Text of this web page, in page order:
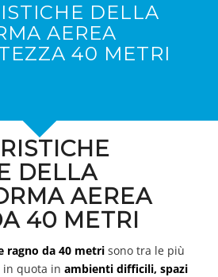
DELLA
AEREA
40 METRI
DELLA
AEREA
40 METRI
ragno da 40 metrisono tra le più
in quota in ambienti difficili, spazi